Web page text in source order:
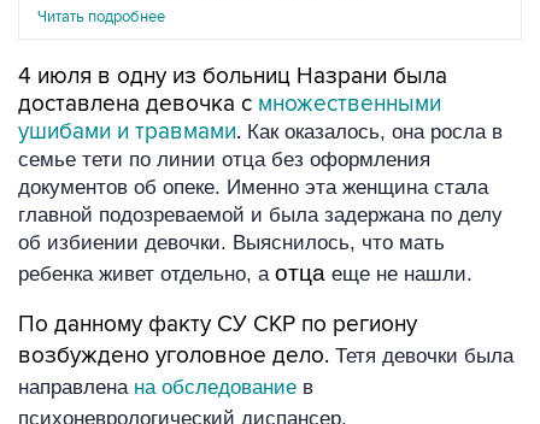
Читать подробнее
4 июля в одну из больниц Назрани была
доставлена девочка с множественными
ушибами и травмами. Как оказалось, она росла в
семье тети по линии отца без оформления
документов об опеке. Именно эта женщина стала
главной подозреваемой и была задержана по делу
об избиении девочки. Выяснилось, что мать
ребенка живет отдельно, а отца еще не нашли.
По данному факту СУ СКР по региону
возбуждено уголовное дело. Тетя девочки была
направлена на обследование в
психоневрологический диспансер.